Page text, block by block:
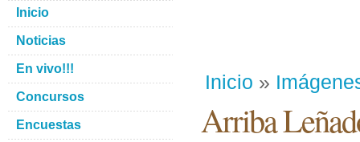
Inicio »
Arriba
Inicio
Noticias
En vivo!!!
Concursos
Encuestas